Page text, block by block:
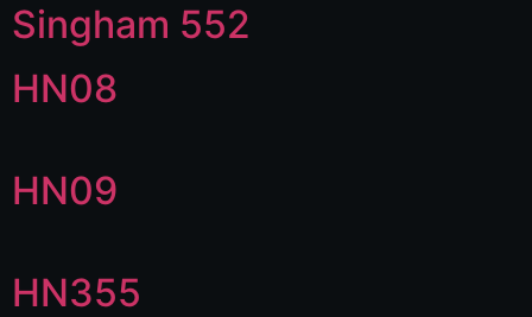
Singham 552
HN08
HN09
HN355